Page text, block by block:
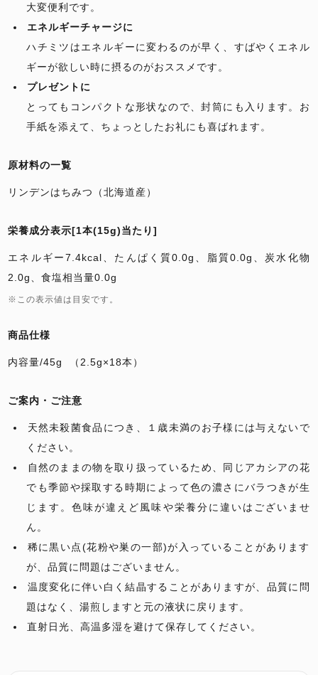
大変便利です。
エネルギーチャージに
ハチミツはエネルギーに変わるのが早く、すばやくエネル
ギーが欲しい時に摂るのがおススメです。
プレゼントに
とってもコンパクトな形状なので、封筒にも入ります。お
手紙を添えて、ちょっとしたお礼にも喜ばれます。
原材料の一覧
リンデンはちみつ（北海道産）
栄養成分表示[1本(15g)当たり]
エネルギー7.4kcal、たんぱく質0.0g、脂質0.0g、炭水化物
2.0g、食塩相当量0.0g
※この表示値は目安です。
商品仕様
内容量/45g （2.5g×18本）
ご案内・ご注意
天然未殺菌食品につき、１歳未満のお子様には与えないで
ください。
自然のままの物を取り扱っているため、同じアカシアの花
でも季節や採取する時期によって色の濃さにバラつきが生
じます。色味が違えど風味や栄養分に違いはございませ
ん。
稀に黒い点(花粉や巣の一部)が入っていることがあります
が、品質に問題はございません。
温度変化に伴い白く結晶することがありますが、品質に問
題はなく、湯煎しますと元の液状に戻ります。
直射日光、高温多湿を避けて保存してください。